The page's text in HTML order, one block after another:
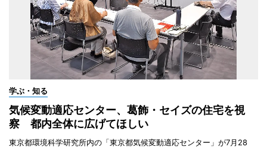
学ぶ・知る
気候変動適応センター、葛飾・セイズの住宅を視
察 都内全体に広げてほしい
東京都環境科学研究所内の「東京都気候変動適応センター」が7月28